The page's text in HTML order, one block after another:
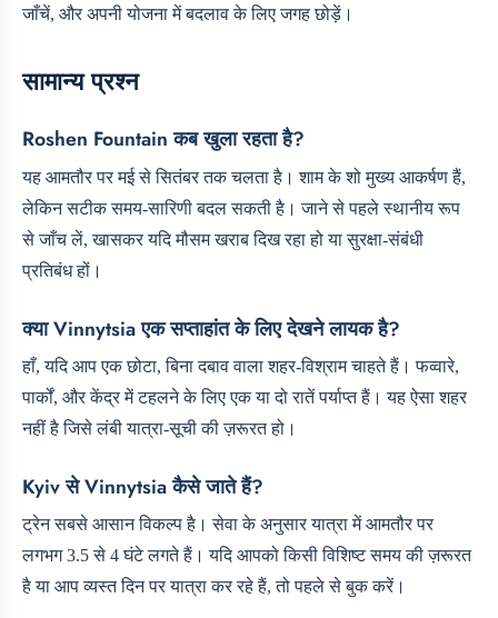
जाँचें, और अपनी योजना में बदलाव के लिए जगह छोड़ें।
सामान्य प्रश्न
Roshen Fountain कब खुला रहता है?
यह आमतौर पर मई से सितंबर तक चलता है। शाम के शो मुख्य आकर्षण हैं,
लेकिन सटीक समय-सारिणी बदल सकती है। जाने से पहले स्थानीय रूप
से जाँच लें, खासकर यदि मौसम खराब दिख रहा हो या सुरक्षा-संबंधी
प्रतिबंध हों।
क्या Vinnytsia एक सप्ताहांत के लिए देखने लायक है?
हाँ, यदि आप एक छोटा, बिना दबाव वाला शहर-विश्राम चाहते हैं। फव्वारे,
पार्कों, और केंद्र में टहलने के लिए एक या दो रातें पर्याप्त हैं। यह ऐसा शहर
नहीं है जिसे लंबी यात्रा-सूची की ज़रूरत हो।
Kyiv से Vinnytsia कैसे जाते हैं?
ट्रेन सबसे आसान विकल्प है। सेवा के अनुसार यात्रा में आमतौर पर
लगभग 3.5 से 4 घंटे लगते हैं। यदि आपको किसी विशिष्ट समय की ज़रूरत
है या आप व्यस्त दिन पर यात्रा कर रहे हैं, तो पहले से बुक करें।